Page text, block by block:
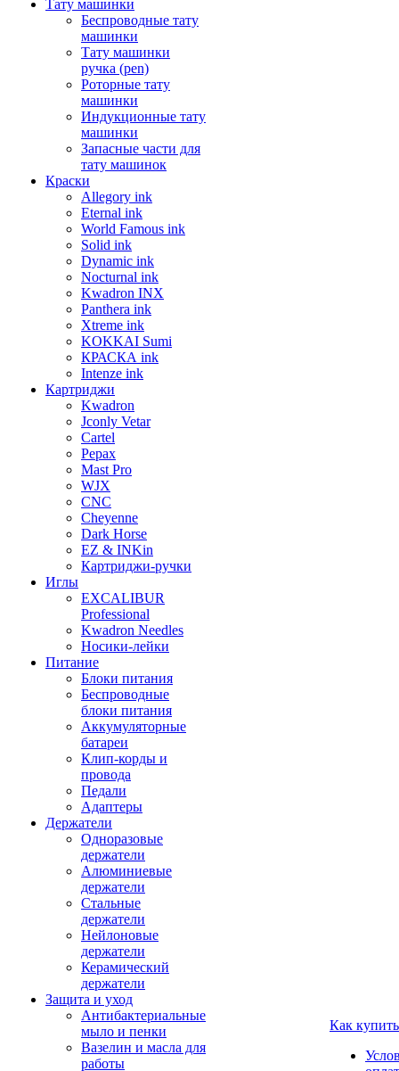
Тату машинки
Беспроводные тату
машинки
Тату машинки
ручка (pen)
Роторные тату
машинки
Индукционные тату
машинки
Запасные части для
тату машинок
Краски
Allegory ink
Eternal ink
World Famous ink
Solid ink
Dynamic ink
Nocturnal ink
Kwadron INX
Panthera ink
Xtreme ink
KOKKAI Sumi
КРАСКА ink
Intenze ink
Картриджи
Kwadron
Jconly Vetar
Cartel
Pepax
Mast Pro
WJX
CNC
Cheyenne
Dark Horse
EZ & INKin
Картриджи-ручки
Иглы
EXCALIBUR
Professional
Kwadron Needles
Носики-лейки
Питание
Блоки питания
Беспроводные
блоки питания
Аккумуляторные
батареи
Клип-корды и
провода
Педали
Адаптеры
Держатели
Одноразовые
держатели
Алюминиевые
держатели
Стальные
держатели
Нейлоновые
держатели
Керамический
держатели
Защита и уход
Антибактериальные
мыло и пенки
Вазелин и масла для
работы
Как купить